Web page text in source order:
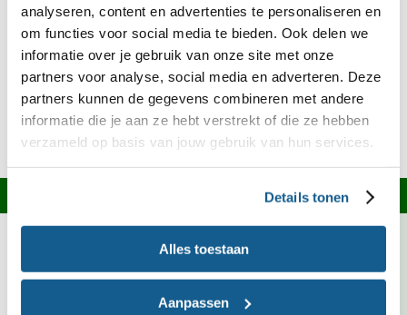
analyseren, content en advertenties te personaliseren en
om functies voor social media te bieden. Ook delen we
informatie over je gebruik van onze site met onze
partners voor analyse, social media en adverteren. Deze
partners kunnen de gegevens combineren met andere
informatie die je aan ze hebt verstrekt of die ze hebben
verzameld op basis van jouw gebruik van hun services.
Details tonen
Alles toestaan
Aanpassen
Ingrediënten over?
Kijk op onze receptensitewelke recepten je ermee
kunt maken of bekijk het bewaaradvies in onze
Bewaarwijzer.
Broccoli is deze maand in Nederland in het seizoen.
Kies bij voorkeur voor groente met het Biologisch,
Demeter of EKO-NL 3 sterren keurmerk.